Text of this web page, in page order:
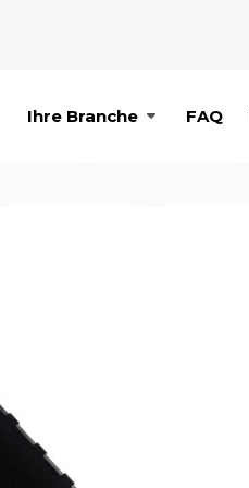
Ihre Branche FAQ